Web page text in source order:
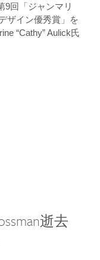
9回「ジャンマリ
ザイン優秀賞」を
“Cathy” Aulick氏
逝去